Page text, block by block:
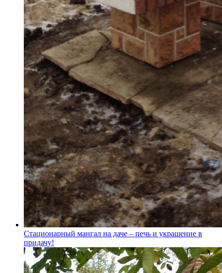
Стационарный мангал на даче – печь и украшение в
придачу!